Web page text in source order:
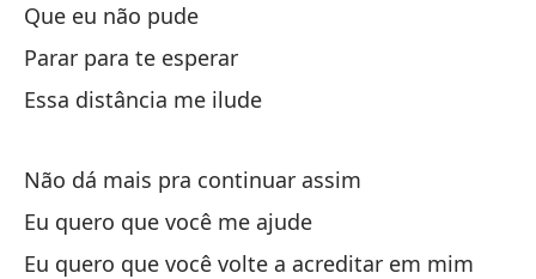
Que eu não pude
Parar para te esperar
Essa distância me ilude
Não dá mais pra continuar assim
Eu quero que você me ajude
Eu quero que você volte a acreditar em mim